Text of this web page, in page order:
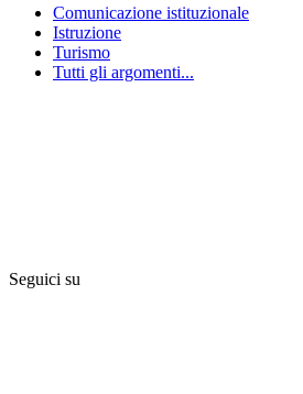
Comunicazione istituzionale
Istruzione
Turismo
Tutti gli argomenti...
Seguici su